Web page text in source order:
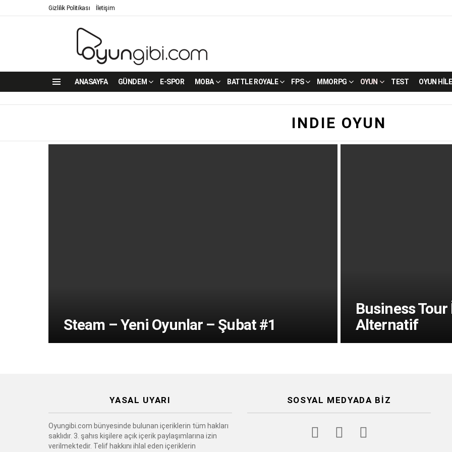
Gizlilik Politikası İletişim
ANASAYFA GÜNDEM E-SPOR MOBA BATTLE ROYALE FPS MMORPG OYUN TEST OYUN
INDIE OYUN
LATEST
Steam – Yeni Oyunlar – Şubat #1
Business
Alternatif
YASAL UYARI
Oyungibi.com bünyesinde bulunan içeriklerin tüm hakları
saklıdır. 3. şahıs kişilere açık içerik paylaşımlarına izin
verilmektedir. Telif hakkını ihlal eden içeriklerin
SOSYAL MEDYADA BIZ